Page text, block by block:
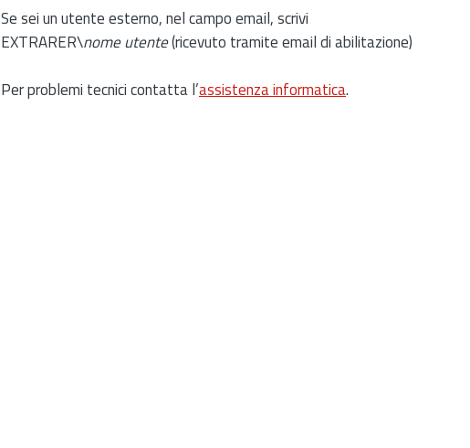
Se sei un utente esterno, nel campo email, scrivi
EXTRARER\nome utente(ricevuto tramite email di abilitazione)
Per problemi tecnici contatta l’assistenza informatica.